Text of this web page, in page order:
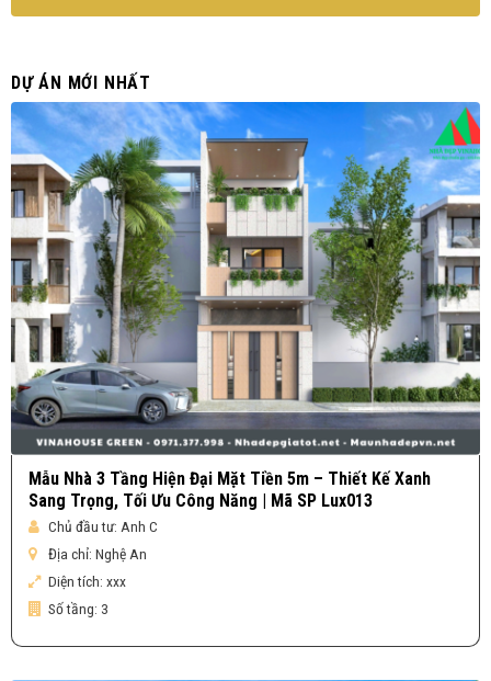
DỰ ÁN MỚI NHẤT
Mẫu Nhà 3 Tầng Hiện Đại Mặt Tiền 5m – Thiết Kế Xanh
Sang Trọng, Tối Ưu Công Năng | Mã SP Lux013
Chủ đầu tư: Anh C
Địa chỉ: Nghệ An
Diện tích: xxx
Số tầng: 3